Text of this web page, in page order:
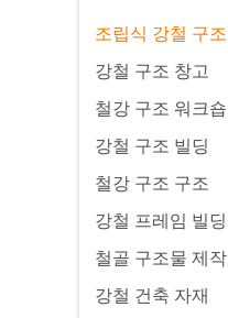
조립식 강철 구조
강철 구조 창고
철강 구조 워크숍
강철 구조 빌딩
철강 구조 구조
강철 프레임 빌딩
철골 구조물 제작
강철 건축 자재